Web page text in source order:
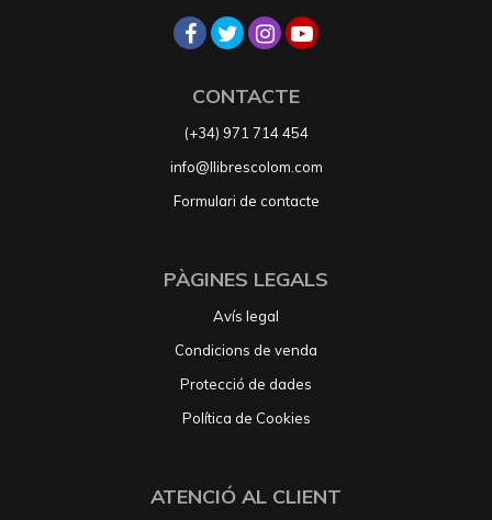
CONTACTE
(+34) 971 714 454
info@llibrescolom.com
Formulari de contacte
PÀGINES LEGALS
Avís legal
Condicions de venda
Protecció de dades
Política de Cookies
ATENCIÓ AL CLIENT